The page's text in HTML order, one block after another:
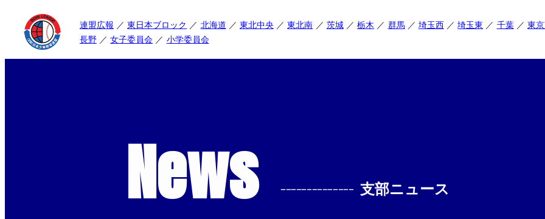
連盟広報 東日本ブロック 北海道 東北中央 東北南 茨城 栃木 群馬 埼玉西 埼玉東 千葉
東
長野
女子委員会 小学委員会
News -------------- 支部ニュース